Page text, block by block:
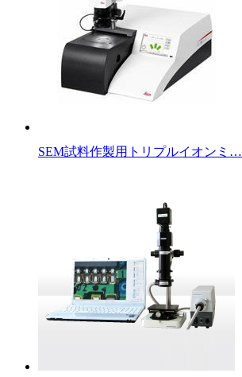
SEM試料作製用トリプルイオンミ…